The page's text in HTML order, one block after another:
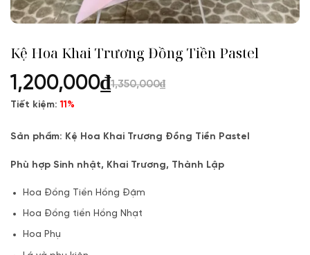
Kệ Hoa Khai Trương Đồng Tiền Pastel
1,200,000₫1,350,000₫
Tiết kiệm:11%
Sản phẩm: Kệ Hoa Khai Trương Đồng Tiền Pastel
Phù hợp Sinh nhật, Khai Trương, Thành Lập
Hoa Đồng Tiền Hồng Đậm
Hoa Đồng tiền Hồng Nhạt
Hoa Phụ